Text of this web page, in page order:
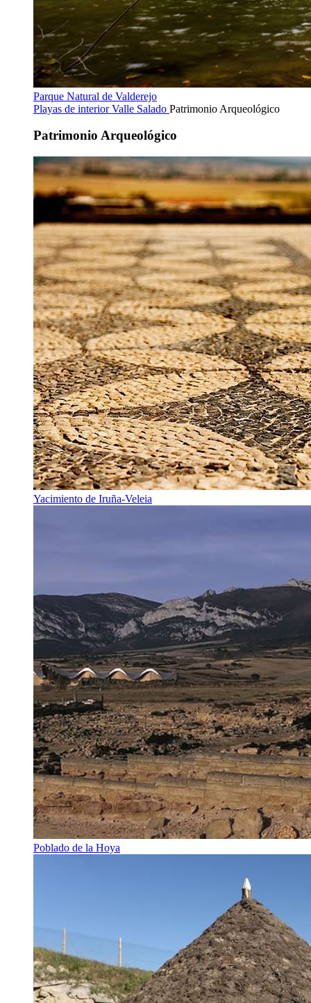
Parque Natural de Valderejo
Playas de interiorValle Salado Patrimonio Arqueológico
Patrimonio Arqueológico
Yacimiento de Iruña-Veleia
Poblado de la Hoya